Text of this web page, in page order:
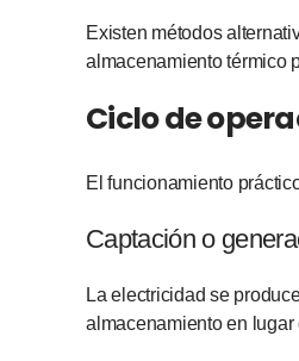
Existen métodos
almacenamiento térmico
Ciclo de
El funcionamiento
Captación o
La electricidad se
almacenamiento en